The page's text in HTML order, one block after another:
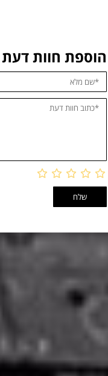
הוספת חוות דעת